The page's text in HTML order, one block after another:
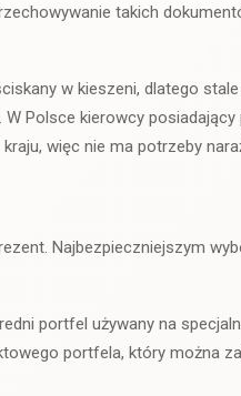
takich
w kieszeni, dlatego
Polsce kierowcy
więc nie ma potrzeby
Najbezpieczniejszym
portfel używany na
portfela, który można